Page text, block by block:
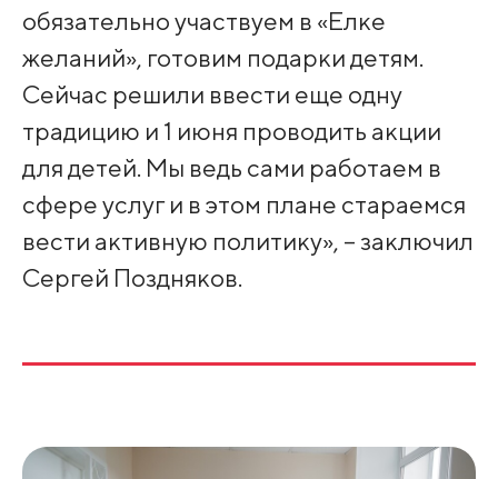
обязательно участвуем в «Елке
желаний», готовим подарки детям.
Сейчас решили ввести еще одну
традицию и 1 июня проводить акции
для детей. Мы ведь сами работаем в
сфере услуг и в этом плане стараемся
вести активную политику», – заключил
Сергей Поздняков.